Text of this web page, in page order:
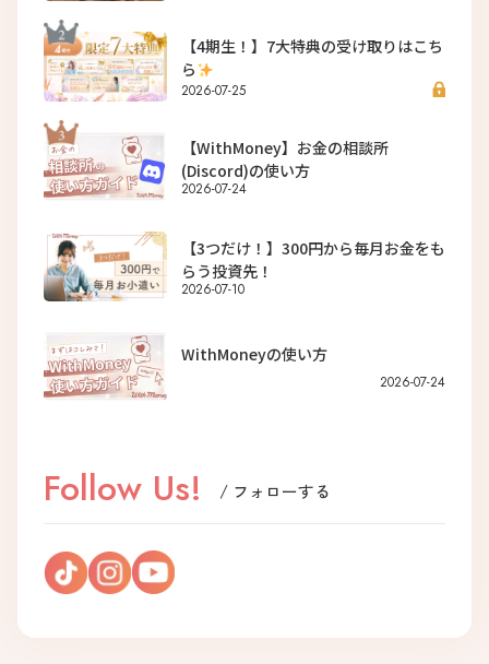
【4期生！】7大特典の受け取りはこち
ら
2026-07-25
【WithMoney】お金の相談所
(Discord)の使い方
2026-07-24
【3つだけ！】300円から毎月お金をも
らう投資先！
2026-07-10
WithMoneyの使い方
2026-07-24
Follow Us! / フォローする